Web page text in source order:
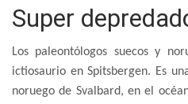
Super
Los paleontólogos suecos y
ictiosaurio en Spitsbergen. Es
noruego de Svalbard, en el